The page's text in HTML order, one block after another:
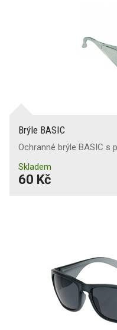
Brýle BASIC
Ochranné brýle BASIC s
Skladem
60 Kč